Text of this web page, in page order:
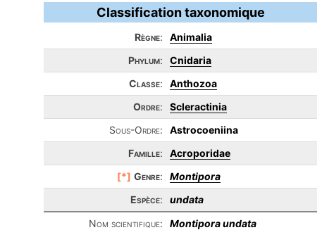
Classification taxonomique
Règne:
Animalia
Phylum:
Cnidaria
Classe:
Anthozoa
Ordre:
Scleractinia
Sous-Ordre:
Astrocoeniina
Famille:
Acroporidae
[*] Genre:
Montipora
Espèce:
undata
Nom scientifique:
Montipora undata